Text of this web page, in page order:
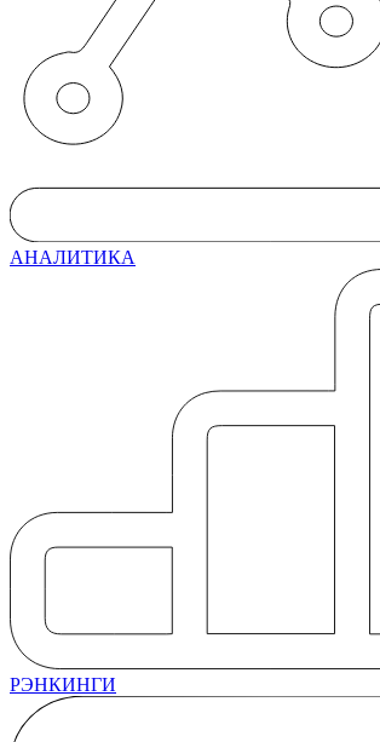
АНАЛИТИКА
РЭНКИНГИ